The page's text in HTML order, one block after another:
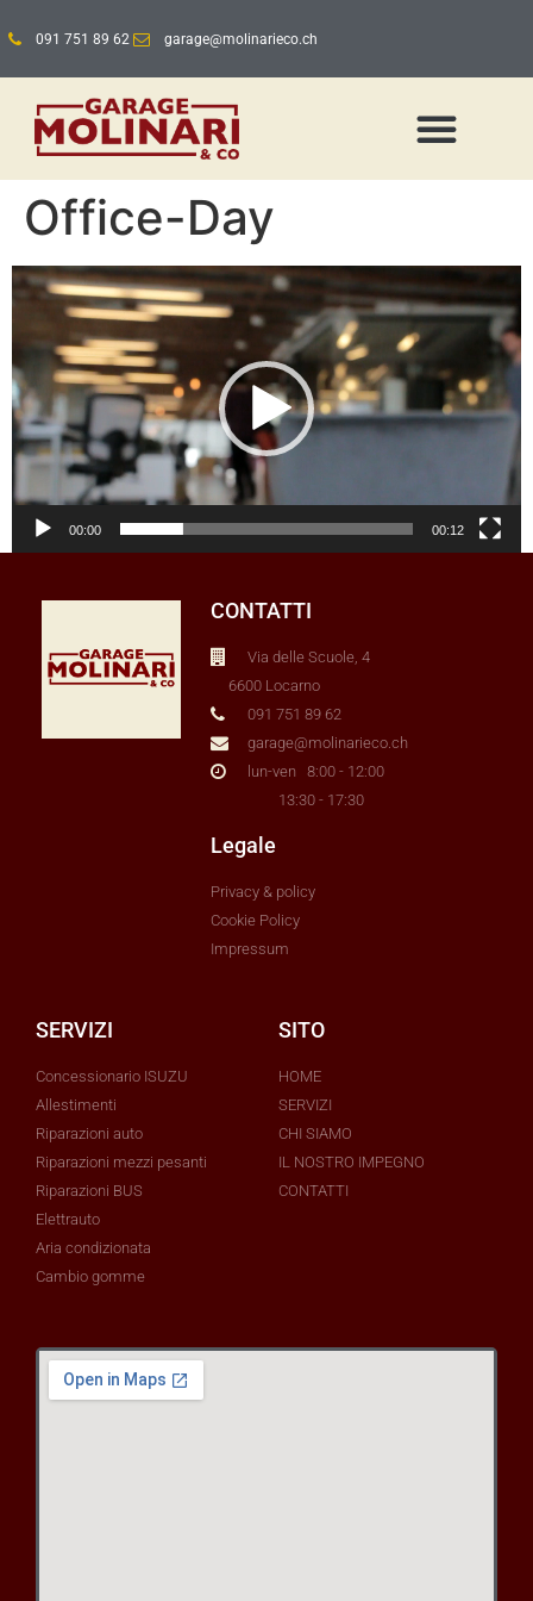
091 751 89 62 garage@molinarieco.ch
Office-Day
Video
Player
00:00 00:12
CONTATTI
Via delle Scuole, 4
6600 Locarno
091 751 89 62
garage@molinarieco.ch
lun-ven 8:00 - 12:00
13:30 - 17:30
Legale
Privacy & policy
Cookie Policy
Impressum
SERVIZI
Concessionario ISUZU
Allestimenti
Riparazioni auto
Riparazioni mezzi pesanti
Riparazioni BUS
Elettrauto
Aria condizionata
Cambio gomme
SITO
HOME
SERVIZI
CHI SIAMO
IL NOSTRO IMPEGNO
CONTATTI